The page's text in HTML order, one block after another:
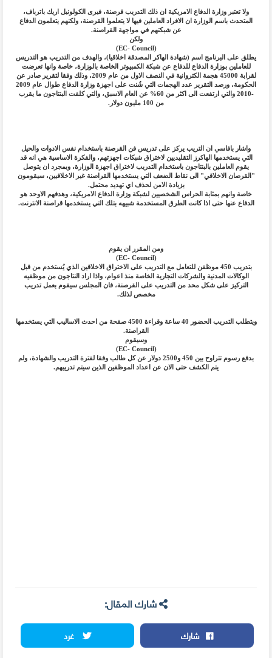
ولا تعتبر وزارة الدفاع الامريكية ان ذلك التدريب قرصنة، فيرى الكولونيل اريك باترباف،
المتحدث باسم الوزارة ان الافراد العاملين فيها لا يتعلموا القرصنة، ولكنهم يتعلمون الدفاع
عن شبكتهم في مواجهة القراصنة.
ولكن
(EC- Council)
يطلق على البرنامج اسم (شهادة الهاكر المصدقة اخلاقيا)، والهدف من التدريب هو التدريس
للعاملين بوزارة الدفاع للدفاع عن شبكة الكمبيوتر الخاصة بالوزارة، خاصة وانها تعرضت
لقرابة 45000 هجمة الكتروانية في النصف الاول من عام 2009، وذلك وفقا لتقرير صادر عن
الحكومة، ورصد التقرير عدد الهجمات التي شُنت على اجهزة وزارة الدفاع طوال عام 2009
-2010 والتي ارتفعت الى اكثر من 60% عن العام الاسبق، والتي كلفت البنتاجون ما يقرب
من 100 مليون دولار.
واشار بافاسي ان التريب يركز على تدريس فن القرصنة باستخدام نفس الادوات والحيل
التي يستخدمها الهاكرز التقليديين لاختراق شبكات اجهزتهم، والفكرة الاساسية هي انه قد
يقوم العاملين بالبنتاجون باستخدام التدريب لاختراق اجهزة الوزارة، وبمجرد ان يتوصل
"القرصان الاخلاقي" الى نقاط الضعف التي يستخدمها القراصنة غير الاخلاقيين، سيقومون
بزيادة الامن لحذف اي تهديد محتمل.
خاصة وانهم بمثابة الحراس الشخصيين لشبكة وزارة الدفاع الامريكية، وهدفهم الاوحد هو
الدفاع عنها حتى اذا كانت الطرق المستخدمة شبيهه بتلك التي يستخدمها قراصنة الانترنت.
ومن المقرر ان يقوم
(EC- Council)
بتدريب 450 موظفن للتعامل مع التدريب على الاختراق الاخلاقين الذي يُستخدم من قبل
الوكالات المدنية والشركات التجارية الخاصة منذ اعوام، واذا اراد النتاجون من موظفيه
التركيز على شكل محد من التدريب على القرصنة، فان المجلس سيقوم بعمل تدريب
مخصص لذلك.
ويتطلب التدريب الحضور 40 ساعة وقراءة 4500 صفحة من احدث الاساليب التي يستخدمها
القراصنة.
وسيقوم
(EC- Council)
بدفع رسوم تتراوح بين 450 و2500 دولار عن كل طالب وفقا لفترة التدريب والشهادة، ولم
يتم الكشف حتى الان عن اعداد الموظفين الذين سيتم تدريبهم.
شارك المقال:
شارك
غرد